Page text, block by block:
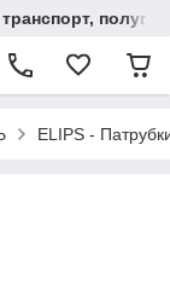
ELIPS -